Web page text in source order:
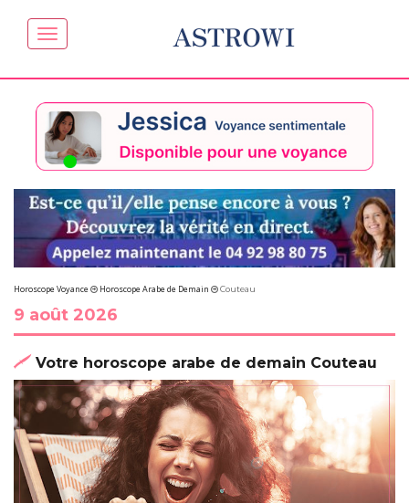
ASTROWI
Horoscope Voyance Horoscope Arabe de Demain Couteau
9 août 2026
Votre horoscope arabe de demain Couteau